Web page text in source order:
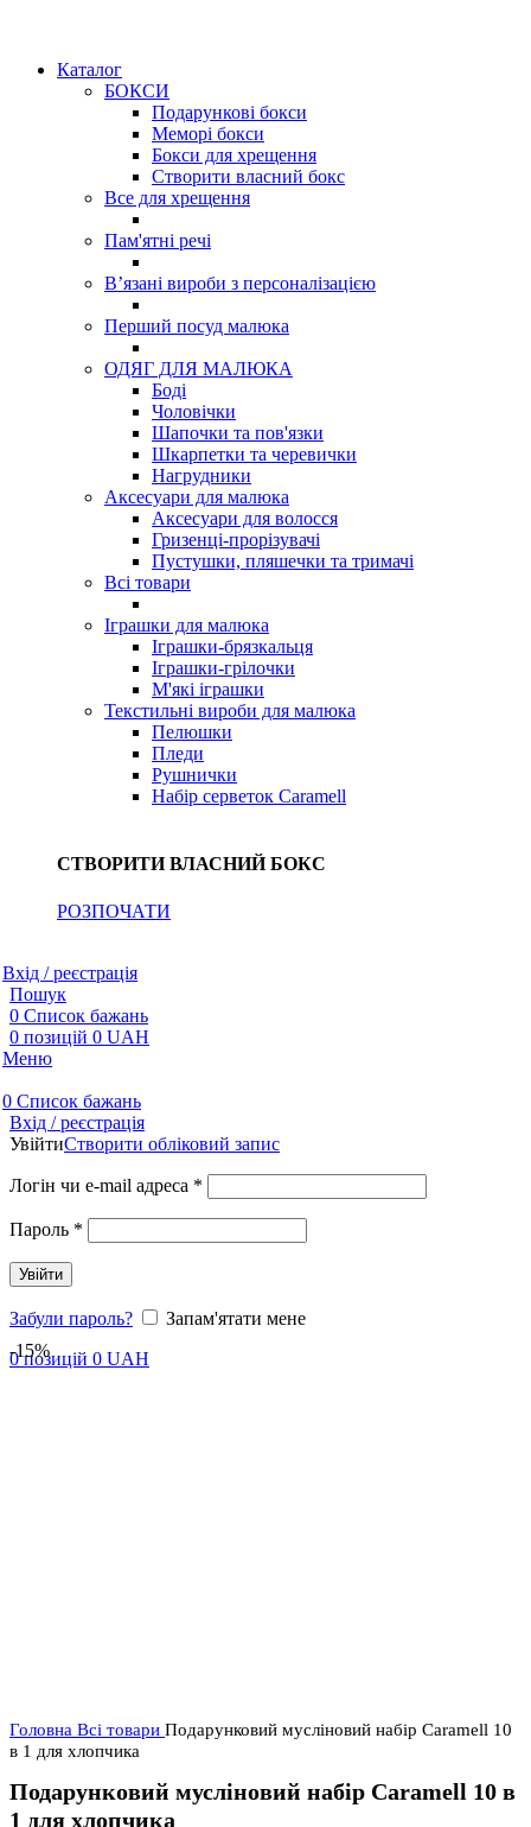
Каталог
БОКСИ
Подарункові бокси
Меморі бокси
Бокси для хрещення
Створити власний бокс
Все для хрещення
Пам'ятні речі
Вʼязані вироби з персоналізацією
Перший посуд малюка
ОДЯГ ДЛЯ МАЛЮКА
Боді
Чоловічки
Шапочки та пов'язки
Шкарпетки та черевички
Нагрудники
Аксесуари для малюка
Аксесуари для волосся
Гризенці-прорізувачі
Пустушки, пляшечки та тримачі
Всі товари
Іграшки для малюка
Іграшки-брязкальця
Іграшки-грілочки
М'які іграшки
Текстильні вироби для малюка
Пелюшки
Пледи
Рушнички
Набір серветок Caramell
СТВОРИТИ ВЛАСНИЙ БОКС
РОЗПОЧАТИ
Вхід / реєстрація
Пошук
0 Список бажань
0 позицій 0 UAH
Меню
0 Список бажань
Вхід / реєстрація
УвійтиСтворити обліковий запис
Логін чи e-mail адреса *
Пароль *
Увійти
Забули пароль?
Запам'ятати мене
0позицій 0 UAH
-15%
Головна Всі товари Подарунковий мусліновий набір Caramell 10
в 1 для хлопчика
Подарунковий мусліновий набір Caramell 10 в
1 для хлопчика